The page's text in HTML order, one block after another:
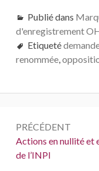
Publié dans
d'enregistrement
Etiqueté
renommée,
de
l’article
PRÉCÉDENT
Précédent :
Actions en nullité et
de l’INPI